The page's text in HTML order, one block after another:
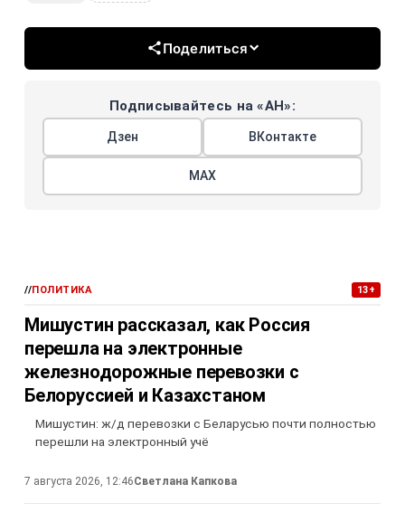
Поделиться
Подписывайтесь на «АН»:
Дзен ВКонтакте
МАХ
//ПОЛИТИКА 13+
Мишустин рассказал, как Россия
перешла на электронные
железнодорожные перевозки с
Белоруссией и Казахстаном
Мишустин: ж/д перевозки с Беларусью почти полностью
перешли на электронный учё
7 августа 2026, 12:46Светлана Капкова